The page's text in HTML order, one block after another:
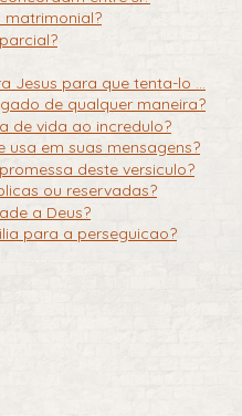
matrimonial?
Jesus para que tenta-lo ...
de qualquer maneira?
de vida ao incredulo?
usa em suas mensagens?
deste versiculo?
ou reservadas?
a Deus?
para a perseguicao?